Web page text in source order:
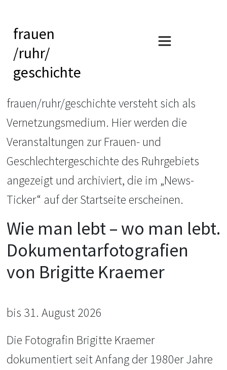
frauen
/ruhr/
geschichte
frauen/ruhr/geschichte versteht sich als
Vernetzungsmedium. Hier werden die
Veranstaltungen zur Frauen- und
Geschlechtergeschichte des Ruhrgebiets
angezeigt und archiviert, die im „News-
Ticker“ auf der Startseite erscheinen.
Wie man lebt – wo man lebt.
Dokumentarfotografien
von Brigitte Kraemer
bis 31. August 2026
Die Fotografin Brigitte Kraemer
dokumentiert seit Anfang der 1980er Jahre